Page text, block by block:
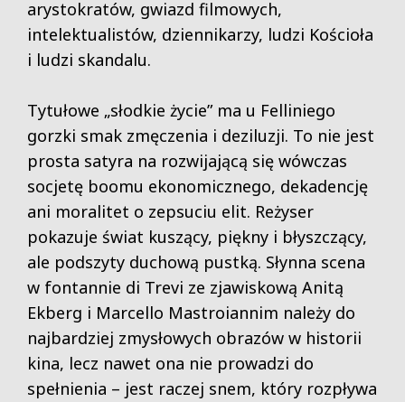
arystokratów, gwiazd filmowych,
intelektualistów, dziennikarzy, ludzi Kościoła
i ludzi skandalu.
Tytułowe „słodkie życie” ma u Felliniego
gorzki smak zmęczenia i deziluzji. To nie jest
prosta satyra na rozwijającą się wówczas
socjetę boomu ekonomicznego, dekadencję
ani moralitet o zepsuciu elit. Reżyser
pokazuje świat kuszący, piękny i błyszczący,
ale podszyty duchową pustką. Słynna scena
w fontannie di Trevi ze zjawiskową Anitą
Ekberg i Marcello Mastroiannim należy do
najbardziej zmysłowych obrazów w historii
kina, lecz nawet ona nie prowadzi do
spełnienia – jest raczej snem, który rozpływa